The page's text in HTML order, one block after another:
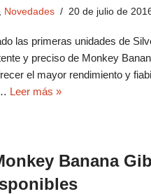
Novedades 20 de julio de
las primeras unidades de
y preciso de Monkey
el mayor rendimiento y
Leer más »
Banana